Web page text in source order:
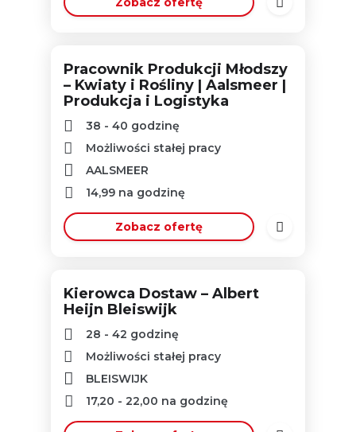
Pracownik Produkcji Młodszy
– Kwiaty i Rośliny | Aalsmeer |
Produkcja i Logistyka
38 - 40 godzinę
Możliwości stałej pracy
AALSMEER
14,99 na godzinę
Zobacz ofertę
Kierowca Dostaw – Albert
Heijn Bleiswijk
28 - 42 godzinę
Możliwości stałej pracy
BLEISWIJK
17,20 - 22,00 na godzinę